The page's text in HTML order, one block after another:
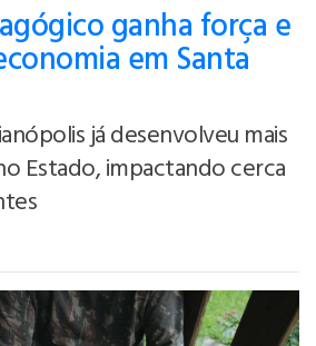
ganha força e
em Santa
já desenvolveu mais
Estado, impactando cerca